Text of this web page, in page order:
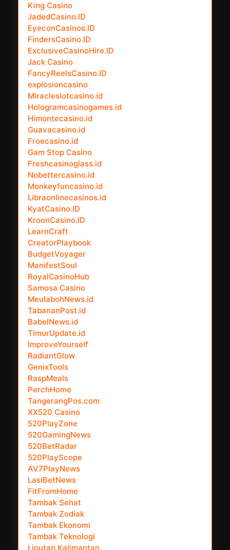
King Casino
JadedCasino.ID
EyeconCasinos.ID
FindersCasino.ID
ExclusiveCasinoHire.ID
Jack Casino
FancyReelsCasino.ID
explosioncasino
Miracleslotcasino.id
Hologramcasinogames.id
Himontecasino.id
Guavacasino.id
Froecasino.id
Gam Stop Casino
Freshcasinoglass.id
Nobettercasino.id
Monkeyfuncasino.id
Libraonlinecasinos.id
KyatCasino.ID
KroonCasino.ID
LearnCraft
CreatorPlaybook
BudgetVoyager
ManifestSoul
RoyalCasinoHub
Samosa Casino
MeulabohNews.id
TabananPost.id
BabelNews.id
TimurUpdate.id
ImproveYourself
RadiantGlow
GenixTools
RaspMeals
PerchHome
TangerangPos.com
XX520 Casino
520PlayZone
520GamingNews
520BetRadar
520PlayScope
AV7PlayNews
LasiBetNews
FitFromHome
Tambak Sehat
Tambak Zodiak
Tambak Ekonomi
Tambak Teknologi
Liputan Kalimantan